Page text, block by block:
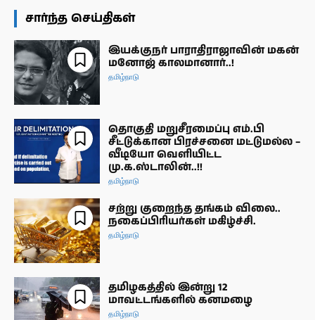
சார்ந்த செய்திகள்
இயக்குநர் பாராதிராஜாவின் மகன்
மனோஜ் காலமானார்..!
தமிழ்நாடு
தொகுதி மறுசீரமைப்பு எம்.பி
சீட்டுக்கான பிரச்சனை மட்டுமல்ல –
வீடியோ வெளியிட்ட
மு.க.ஸ்டாலின்..!!
தமிழ்நாடு
சற்று குறைந்த தங்கம் விலை..
நகைப்பிரியர்கள் மகிழ்ச்சி.
தமிழ்நாடு
தமிழகத்தில் இன்று 12
மாவட்டங்களில் கனமழை
தமிழ்நாடு